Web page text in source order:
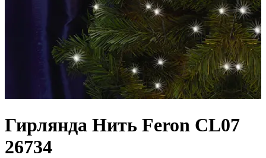
Гирлянда Нить Feron CL07
26734